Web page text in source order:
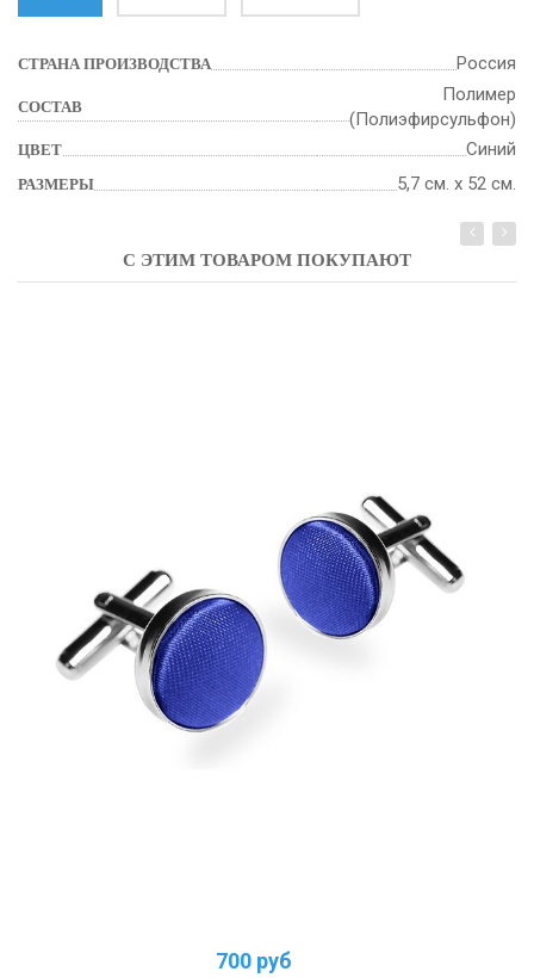
СТРАНА ПРОИЗВОДСТВА Россия
СОСТАВ
Полимер
(Полиэфирсульфон)
ЦВЕТ Синий
РАЗМЕРЫ 5,7 см. х 52 см.
С ЭТИМ ТОВАРОМ ПОКУПАЮТ
700 руб